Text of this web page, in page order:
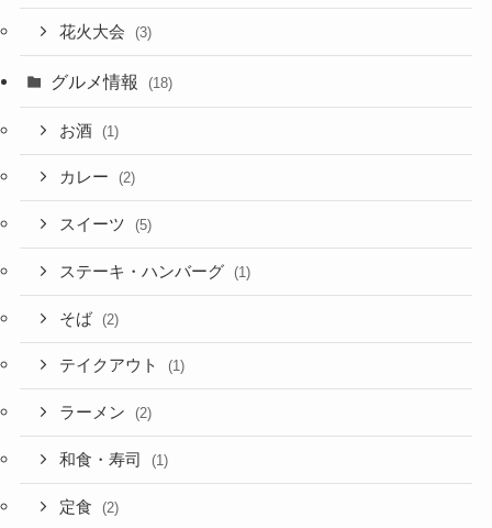
花火大会 (3)
グルメ情報 (18)
お酒 (1)
カレー (2)
スイーツ (5)
ステーキ・ハンバーグ (1)
そば (2)
テイクアウト (1)
ラーメン (2)
和食・寿司 (1)
定食 (2)